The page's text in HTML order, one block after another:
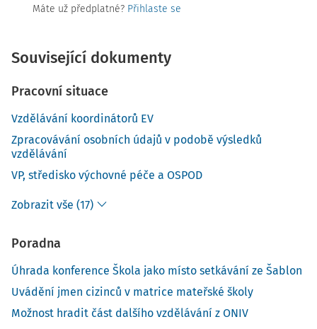
Máte už předplatné? Přihlaste se
Související dokumenty
Pracovní situace
Vzdělávání koordinátorů EV
Zpracovávání osobních údajů v podobě výsledků
vzdělávání
VP, středisko výchovné péče a OSPOD
Zobrazit vše (17)
Poradna
Úhrada konference Škola jako místo setkávání ze Šablon
Uvádění jmen cizinců v matrice mateřské školy
Možnost hradit část dalšího vzdělávání z ONIV